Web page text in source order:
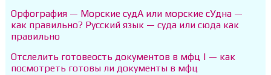
Орфография — Морские судА или морские сУдна —
как правильно? Русский язык — суда или сюда как
правильно
Отслелить готовеость документов в мфц | — как
посмотреть готовы ли документы в мфц